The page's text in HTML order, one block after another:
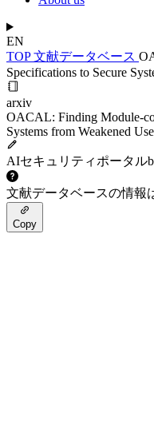
EN
TOP文献データベース
Specifications to Secure
arxiv
OACAL: Finding Module-
Systems from Weakened
AIセキュリティポータル
文献データベースの情報
Copy